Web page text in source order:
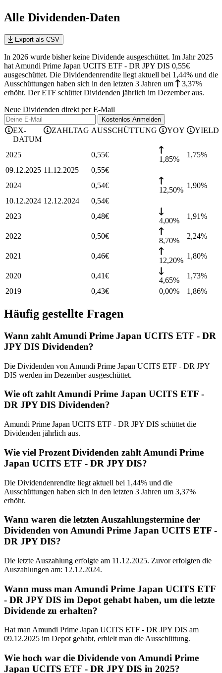
Alle Dividenden-Daten
Export als CSV
In 2026 wurde bisher keine Dividende ausgeschüttet. Im Jahr 2025
hat Amundi Prime Japan UCITS ETF - DR JPY DIS 0,55€
ausgeschüttet. Die Dividendenrendite liegt aktuell bei 1,44% und die
Ausschüttungen haben sich in den letzten 3 Jahren um
3,37%
erhöht. Der ETF schüttet Dividenden jährlich im Dezember aus.
Neue Dividenden direkt per E-Mail
Kostenlos Anmelden
EX-
DATUM
ZAHLTAG AUSSCHÜTTUNG YOY YIELD
2025 0,55€
1,85%
1,75%
09.12.2025 11.12.2025 0,55€
2024
0,54€
12,50%
1,90%
10.12.2024 12.12.2024 0,54€
2023
0,48€
4,00%
1,91%
2022 0,50€
8,70%
2,24%
2021 0,46€
12,20%
1,80%
2020 0,41€
4,65%
1,73%
2019
0,43€ 0,00% 1,86%
Häufig gestellte Fragen
Wann zahlt Amundi Prime Japan UCITS ETF - DR
JPY DIS Dividenden?
Die Dividenden von Amundi Prime Japan UCITS ETF - DR JPY
DIS werden im Dezember ausgeschüttet.
Wie oft zahlt Amundi Prime Japan UCITS ETF -
DR JPY DIS Dividenden?
Amundi Prime Japan UCITS ETF - DR JPY DIS schüttet die
Dividenden jährlich aus.
Wie viel Prozent Dividenden zahlt Amundi Prime
Japan UCITS ETF - DR JPY DIS?
Die Dividendenrendite liegt aktuell bei 1,44% und die
Ausschüttungen haben sich in den letzten 3 Jahren um 3,37%
erhöht.
Wann waren die letzten Auszahlungstermine der
Dividenden von Amundi Prime Japan UCITS ETF -
DR JPY DIS?
Die letzte Auszahlung erfolgte am 11.12.2025. Zuvor erfolgten die
Auszahlungen am: 12.12.2024.
Wann muss man Amundi Prime Japan UCITS ETF
- DR JPY DIS im Depot gehabt haben, um die letzte
Dividende zu erhalten?
Hat man Amundi Prime Japan UCITS ETF - DR JPY DIS am
09.12.2025 im Depot gehabt, erhielt man die Ausschüttung.
Wie hoch war die Dividende von Amundi Prime
Japan UCITS ETF - DR JPY DIS in 2025?